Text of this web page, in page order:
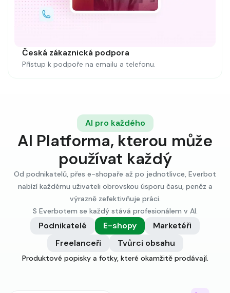
Česká zákaznická podpora
Přístup k podpoře na emailu a telefonu.
AI pro každého
AI Platforma, kterou může
používat každý
Od podnikatelů, přes e-shopaře až po jednotlivce, Everbot
nabízí každému uživateli obrovskou úsporu času, peněz a
výrazně zefektivňuje práci.
S Everbotem se každý stává profesionálem v AI.
Podnikatelé E-shopy
Marketéři
Freelanceři
Tvůrci obsahu
Produktové popisky a fotky, které okamžitě prodávají.
Spusťte marketingové kampaně 10× rychleji než konkurence.